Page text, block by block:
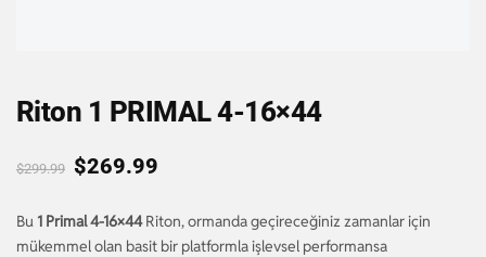
Riton 1 PRIMAL 4-16×44
$299.99 $269.99
Bu 1 Primal 4-16×44Riton, ormanda geçireceğiniz zamanlar için
mükemmel olan basit bir platformla işlevsel performansa